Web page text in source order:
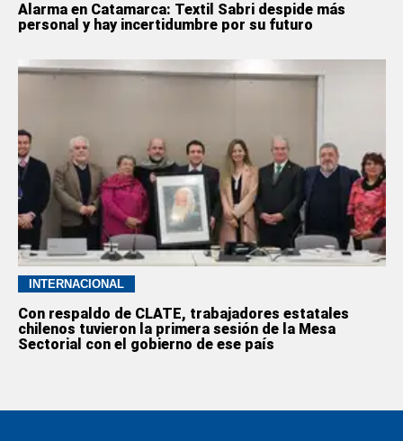
Alarma en Catamarca: Textil Sabri despide más
personal y hay incertidumbre por su futuro
INTERNACIONAL
Con respaldo de CLATE, trabajadores estatales
chilenos tuvieron la primera sesión de la Mesa
Sectorial con el gobierno de ese país